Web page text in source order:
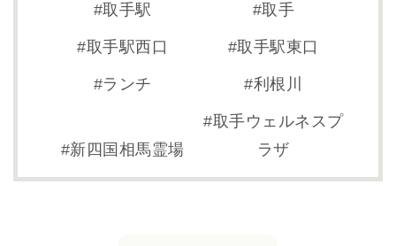
取手駅 取手
取手駅西口 取手駅東口
ランチ 利根川
新四国相馬霊場
取手ウェルネスプ
ラザ